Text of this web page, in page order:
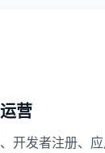
营
开发者注册、